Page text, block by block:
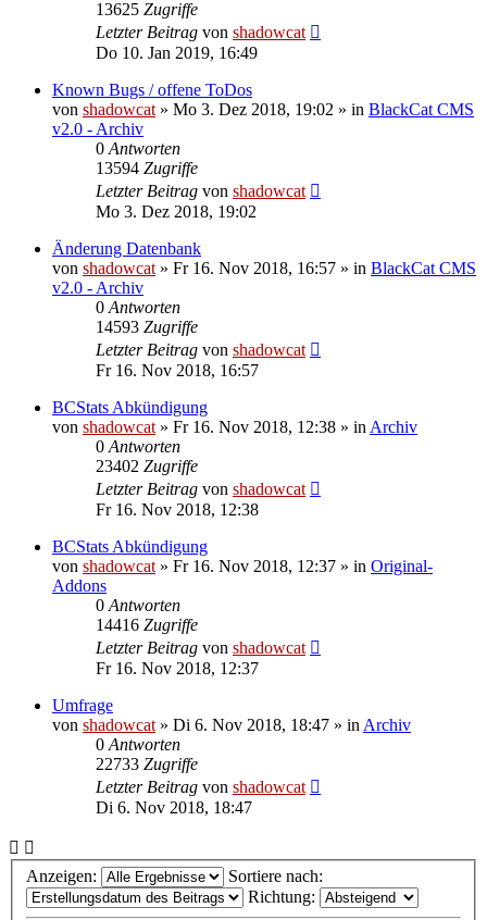
13625 Zugriffe
Letzter Beitrag von shadowcat
Do 10. Jan 2019, 16:49
Known Bugs / offene ToDos
von shadowcat » Mo 3. Dez 2018, 19:02 » in BlackCat CMS
v2.0 - Archiv
0 Antworten
13594 Zugriffe
Letzter Beitrag von shadowcat
Mo 3. Dez 2018, 19:02
Änderung Datenbank
von shadowcat » Fr 16. Nov 2018, 16:57 » in BlackCat CMS
v2.0 - Archiv
0 Antworten
14593 Zugriffe
Letzter Beitrag von shadowcat
Fr 16. Nov 2018, 16:57
BCStats Abkündigung
von shadowcat » Fr 16. Nov 2018, 12:38 » in Archiv
0 Antworten
23402 Zugriffe
Letzter Beitrag von shadowcat
Fr 16. Nov 2018, 12:38
BCStats Abkündigung
von shadowcat » Fr 16. Nov 2018, 12:37 » in Original-
Addons
0 Antworten
14416 Zugriffe
Letzter Beitrag von shadowcat
Fr 16. Nov 2018, 12:37
Umfrage
von shadowcat » Di 6. Nov 2018, 18:47 » in Archiv
0 Antworten
22733 Zugriffe
Letzter Beitrag von shadowcat
Di 6. Nov 2018, 18:47
Anzeigen:
Sortiere nach:
Richtung: